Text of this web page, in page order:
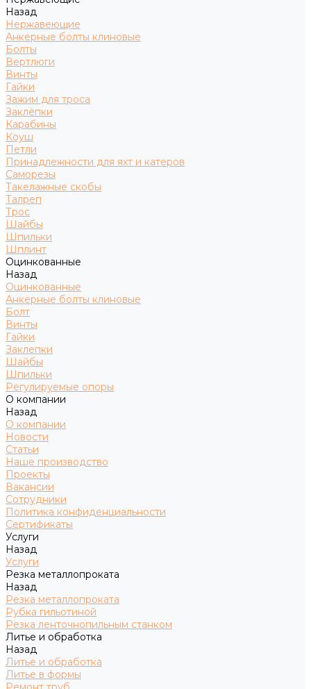
Назад
Нержавеющие
Анкерные болты клиновые
Болты
Вертлюги
Винты
Гайки
Зажим для троса
Заклёпки
Карабины
Коуш
Петли
Принадлежности для яхт и катеров
Саморезы
Такелажные скобы
Талреп
Трос
Шайбы
Шпильки
Шплинт
Оцинкованные
Назад
Оцинкованные
Анкерные болты клиновые
Болт
Винты
Гайки
Заклепки
Шайбы
Шпильки
Регулируемые опоры
О компании
Назад
О компании
Новости
Статьи
Наше производство
Проекты
Вакансии
Сотрудники
Политика конфиденциальности
Сертификаты
Услуги
Назад
Услуги
Резка металлопроката
Назад
Резка металлопроката
Рубка гильотиной
Резка ленточнопильным станком
Литье и обработка
Назад
Литье и обработка
Литье в формы